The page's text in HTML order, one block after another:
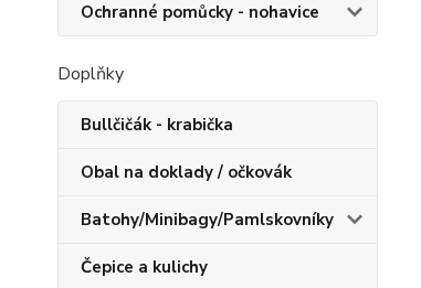
Ochranné pomůcky - nohavice
Doplňky
Bullčičák - krabička
Obal na doklady / očkovák
Batohy/Minibagy/Pamlskovníky
Čepice a kulichy